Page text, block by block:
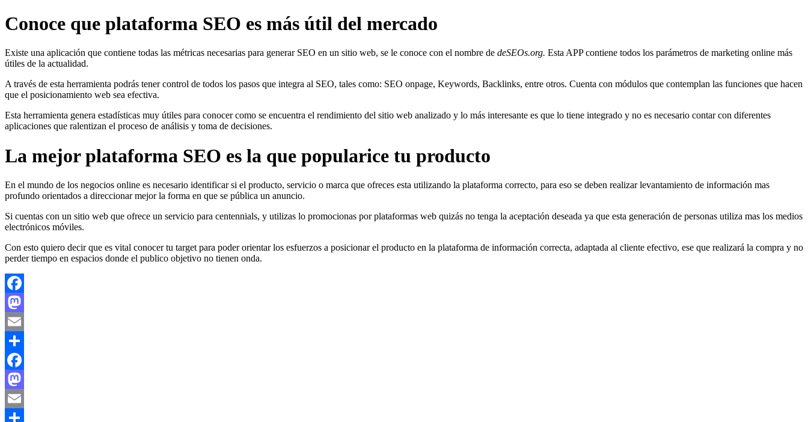
Conoce que plataforma SEO es más útil del mercado
Existe una aplicación que contiene todas las métricas necesarias para generar SEO en un sitio web, se le conoce con el nombre de deSEOs.org. Esta APP contiene todos los parámetros de marketing online más
útiles de la actualidad.
A través de esta herramienta podrás tener control de todos los pasos que integra al SEO, tales como: SEO onpage, Keywords, Backlinks, entre otros. Cuenta con módulos que contemplan las funciones que hacen
que el posicionamiento web sea efectiva.
Esta herramienta genera estadísticas muy útiles para conocer como se encuentra el rendimiento del sitio web analizado y lo más interesante es que lo tiene integrado y no es necesario contar con diferentes
aplicaciones que ralentizan el proceso de análisis y toma de decisiones.
La mejor plataforma SEO es la que popularice tu producto
En el mundo de los negocios online es necesario identificar si el producto, servicio o marca que ofreces esta utilizando la plataforma correcto, para eso se deben realizar levantamiento de información mas
profundo orientados a direccionar mejor la forma en que se pública un anuncio.
Si cuentas con un sitio web que ofrece un servicio para centennials, y utilizas lo promocionas por plataformas web quizás no tenga la aceptación deseada ya que esta generación de personas utiliza mas los medios
electrónicos móviles.
Con esto quiero decir que es vital conocer tu target para poder orientar los esfuerzos a posicionar el producto en la plataforma de información correcta, adaptada al cliente efectivo, ese que realizará la compra y no
perder tiempo en espacios donde el publico objetivo no tienen onda.
Facebook
Mastodon
Email
Compartir
Facebook
Mastodon
Email